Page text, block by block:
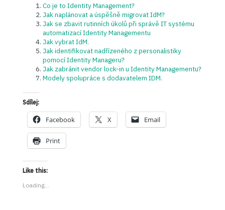
Co je to Identity Management?
Jak naplánovat a úspěšně migrovat IdM?
Jak se zbavit rutinních úkolů při správě IT systému
automatizací Identity Managementu
Jak vybrat IdM.
Jak identifikovat nadřízeného z personalistiky
pomocí Identity Manageru?
Jak zabránit vendor lock-in u Identity Managementu?
Modely spolupráce s dodavatelem IDM.
Sdílej:
Facebook X Email
Print
Like this:
Loading...